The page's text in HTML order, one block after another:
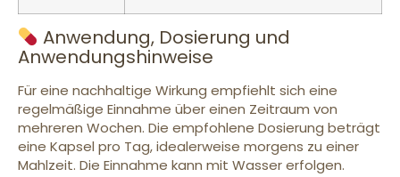
Anwendung, Dosierung und
Anwendungshinweise
Für eine nachhaltige Wirkung empfiehlt sich eine
regelmäßige Einnahme über einen Zeitraum von
mehreren Wochen. Die empfohlene Dosierung beträgt
eine Kapsel pro Tag, idealerweise morgens zu einer
Mahlzeit. Die Einnahme kann mit Wasser erfolgen.